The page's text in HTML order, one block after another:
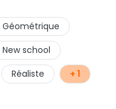
Géométrique
New school
Réaliste + 1